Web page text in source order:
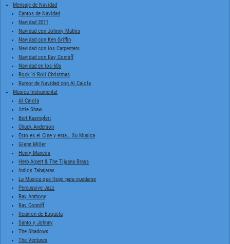
Mensaje de Navidad
Cantos de Navidad
Navidad 2011
Navidad con Johnny Mathis
Navidad con Ken Griffin
Navidad con los Carpenters
Navidad con Ray Conniff
Navidad en los 60s
Rock 'n' Roll Christmas
Rumor de Navidad con Al Caiola
Musica Instrumental
Al Caiola
Artie Shaw
Bert Kaempfert
Chuck Anderson
Esto es el Cine y esta… Su Musica
Glenn Miller
Henry Mancini
Herb Alpert & The Tijuana Brass
Indios Tabajaras
La Musica que llego para quedarse
Percussive Jazz
Ray Anthony
Ray Conniff
Reunion de Etiqueta
Santo y Johnny
The Shadows
The Ventures